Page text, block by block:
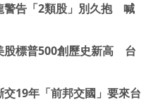
警告「2類股」別久抱 喊
股標普500創歷史新高 台
19年「前邦交國」要來台